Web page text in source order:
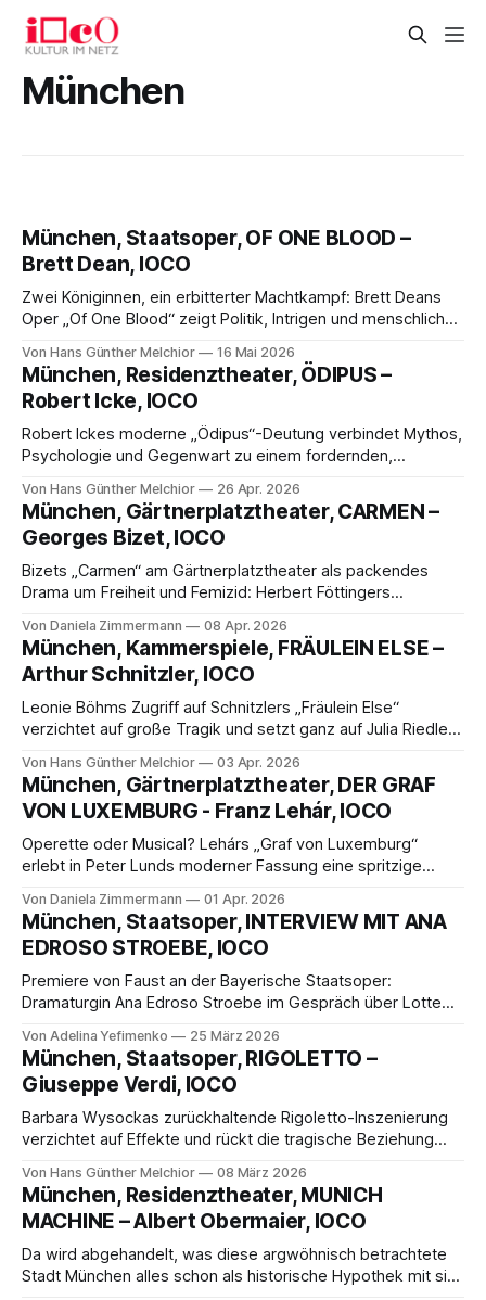
München
München, Staatsoper, OF ONE BLOOD –
Brett Dean, IOCO
Zwei Königinnen, ein erbitterter Machtkampf: Brett Deans
Oper „Of One Blood“ zeigt Politik, Intrigen und menschliche
Inszenierung und Vladimir Jurowskis präzises Dirigat
machen den Abend zu einem gefeierten Opernereignis.
Von Hans Günther Melchior 16 Mai 2026
München, Residenztheater, ÖDIPUS –
Robert Icke, IOCO
Robert Ickes moderne „Ödipus“-Deutung verbindet Mythos,
Psychologie und Gegenwart zu einem fordernden,
Manteuffel glänzen in einer klugen Inszenierung zwischen
Schicksal, Erkenntnis und Abgrund.
Von Hans Günther Melchior 26 Apr. 2026
München, Gärtnerplatztheater, CARMEN –
Georges Bizet, IOCO
Bizets „Carmen“ am Gärtnerplatztheater als packendes
Drama um Freiheit und Femizid: Herbert Föttingers
Stimmen, klarer Figurenzeichnung und emotionaler Wucht.
Von Daniela Zimmermann 08 Apr. 2026
München, Kammerspiele, FRÄULEIN ELSE –
Arthur Schnitzler, IOCO
Leonie Böhms Zugriff auf Schnitzlers „Fräulein Else“
verzichtet auf große Tragik und setzt ganz auf Julia Riedler:
Abend, der Konflikte eher streift als vertieft – und doch
nachwirkt.
Von Hans Günther Melchior 03 Apr. 2026
München, Gärtnerplatztheater, DER GRAF
VON LUXEMBURG - Franz Lehár, IOCO
Operette oder Musical? Lehárs „Graf von Luxemburg“
erlebt in Peter Lunds moderner Fassung eine spritzige
beschwingte Musik verschmelzen zu einem mitreißenden
Abend voller Esprit und großer Emotionen.
Von Daniela Zimmermann 01 Apr. 2026
München, Staatsoper, INTERVIEW MIT ANA
EDROSO STROEBE, IOCO
Premiere von Faust an der Bayerische Staatsoper:
Dramaturgin Ana Edroso Stroebe im Gespräch über Lotte
Aktualität von Faust im 21. Jahrhundert.
Von Adelina Yefimenko 25 März 2026
München, Staatsoper, RIGOLETTO –
Giuseppe Verdi, IOCO
Barbara Wysockas zurückhaltende Rigoletto-Inszenierung
verzichtet auf Effekte und rückt die tragische Beziehung
Ganbaatar und Serena Sáenz begeistern mit Verdis
fesselnder Musik.
Von Hans Günther Melchior 08 März 2026
München, Residenztheater, MUNICH
MACHINE – Albert Obermaier, IOCO
Da wird abgehandelt, was diese argwöhnisch betrachtete
Stadt München alles schon als historische Hypothek mit sich